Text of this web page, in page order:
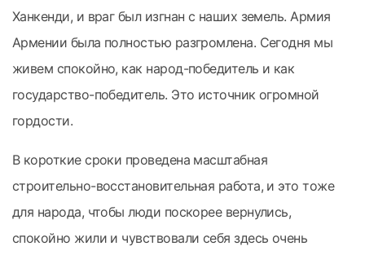
Ханкенди, и враг был изгнан с наших земель. Армия
Армении была полностью разгромлена. Сегодня мы
живем спокойно, как народ-победитель и как
государство-победитель. Это источник огромной
гордости.
В короткие сроки проведена масштабная
строительно-восстановительная работа, и это тоже
для народа, чтобы люди поскорее вернулись,
спокойно жили и чувствовали себя здесь очень